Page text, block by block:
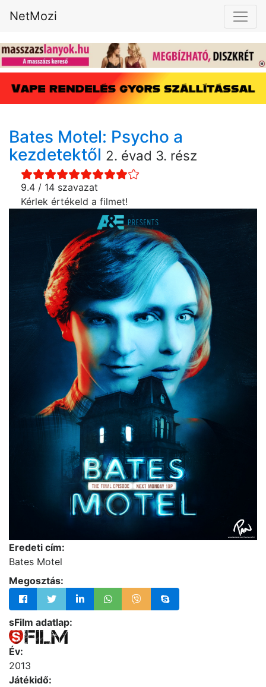
NetMozi
Bates Motel: Psycho a
kezdetektől 2. évad 3. rész
9.4 / 14 szavazat
Kérlek értékeld a filmet!
Eredeti cím:
Bates Motel
Megosztás:
sFilm adatlap:
Év:
2013
Játékidő: